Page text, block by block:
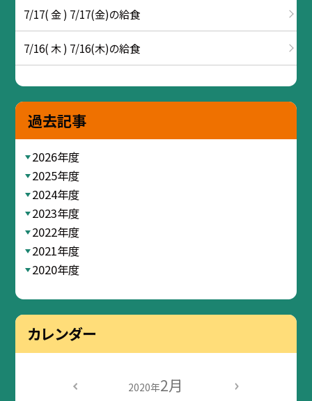
7/17( 金 ) 7/17(金)の給食
7/16( 木 ) 7/16(木)の給食
過去記事
2026年度
2025年度
2024年度
2023年度
2022年度
2021年度
2020年度
カレンダー
2020年2月